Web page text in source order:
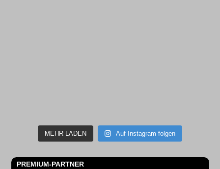
MEHR LADEN Auf Instagram folgen
PREMIUM-PARTNER